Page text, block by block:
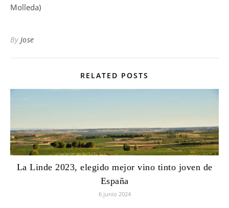
Molleda)
By Jose
RELATED POSTS
La Linde 2023, elegido mejor vino tinto joven de
España
6 junio 2024